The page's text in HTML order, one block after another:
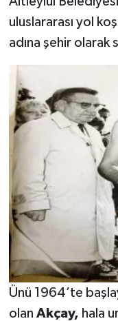
uluslararası yol
adına şehir olarak
Ünü 1964’te
olan Akçay, hala